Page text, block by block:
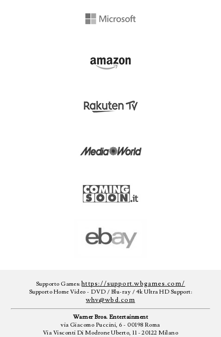
Supporto Games:https://support.wbgames.com/
Supporto Home Video - DVD / Blu-ray / 4k Ultra HD Support:
whv@wbd.com
Warner Bros. Entertainment
via Giacomo Puccini, 6 - 00198 Roma
Via Visconti Di Modrone Uberto, 11 - 20122 Milano